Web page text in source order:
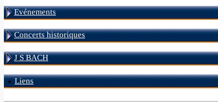
Evénements
Concerts historiques
J S BACH
Liens